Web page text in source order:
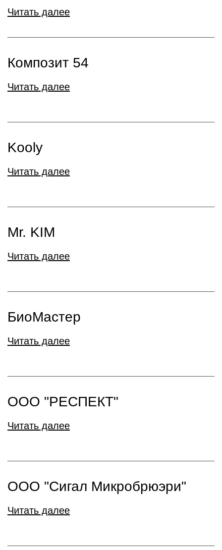
Читать далее
Композит 54
Читать далее
Kooly
Читать далее
Mr. KIM
Читать далее
БиоМастер
Читать далее
ООО "РЕСПЕКТ"
Читать далее
ООО "Сигал Микробрюэри"
Читать далее